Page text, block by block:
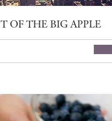
OF THE BIG APPLE